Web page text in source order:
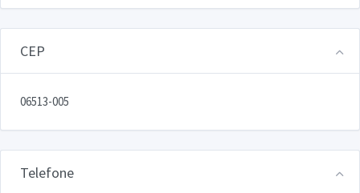
CEP
06513-005
Telefone